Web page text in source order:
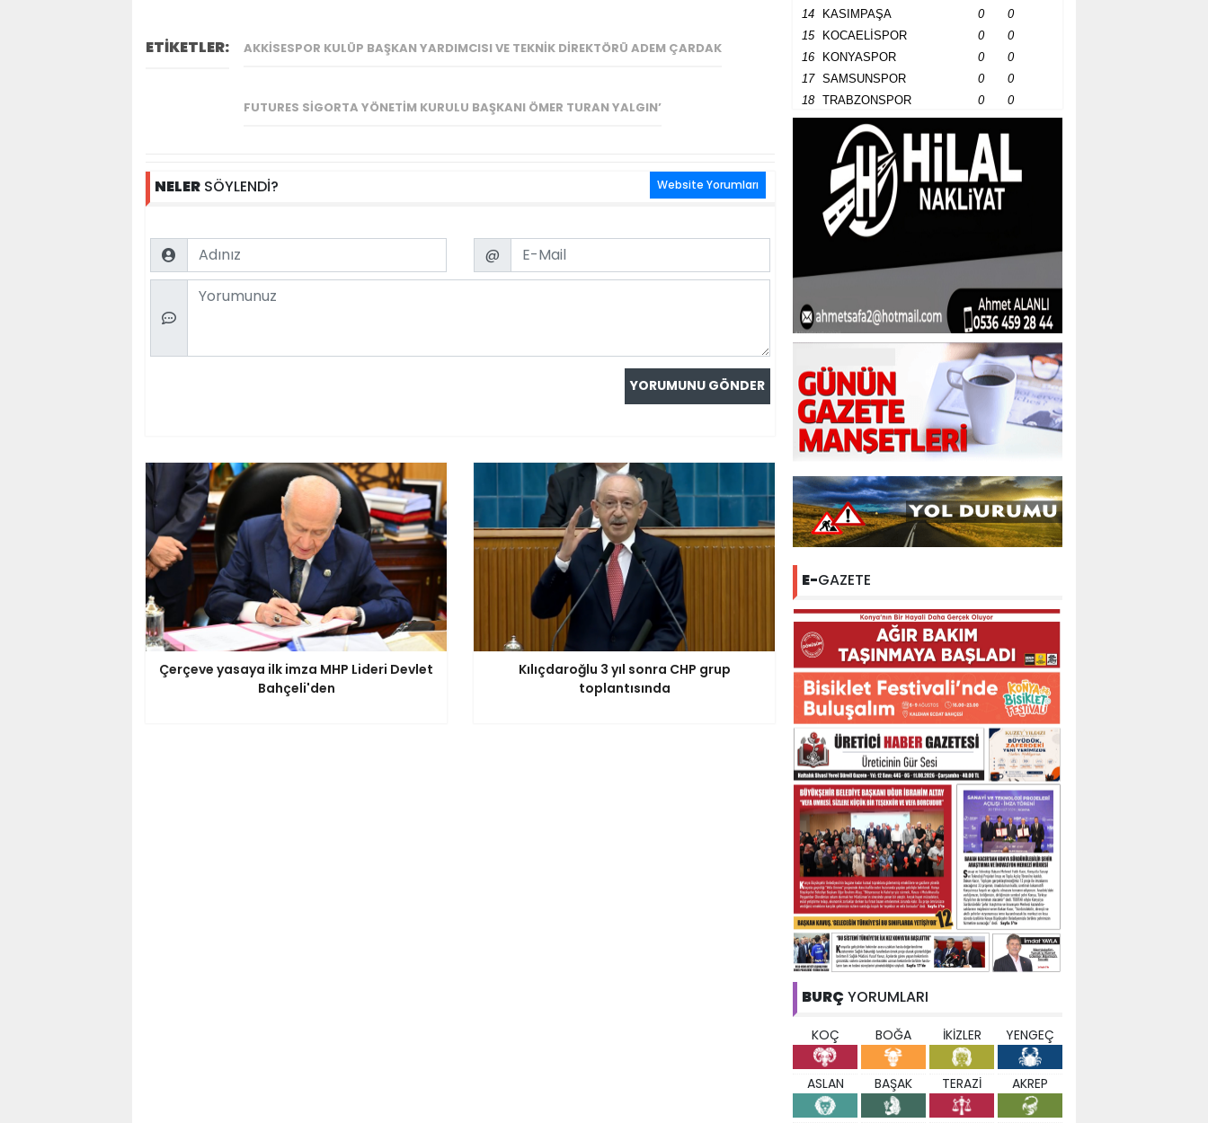
ETİKETLER: AKKISESPOR KULÜP BAŞKAN YARDIMCISI VE TEKNIK DIREKTÖRÜ ADEM ÇARDAK
FUTURES SIGORTA YÖNETIM KURULU BAŞKANI ÖMER TURAN YALGIN’
NELER SÖYLENDİ? Website Yorumları
Name Email
@
Comment
Çerçeve yasaya ilk imza MHP Lideri Devlet
Bahçeli'den
Kılıçdaroğlu 3 yıl sonra CHP grup
toplantısında
14
KASIMPAŞA 0
0
15
KOCAELİSPOR 0
0
16
KONYASPOR 0
0
17
SAMSUNSPOR 0
0
18
TRABZONSPOR 0 0
E-GAZETE
BURÇ YORUMLARI
KOÇ BOĞA İKİZLER YENGEÇ
ASLAN BAŞAK TERAZİ AKREP